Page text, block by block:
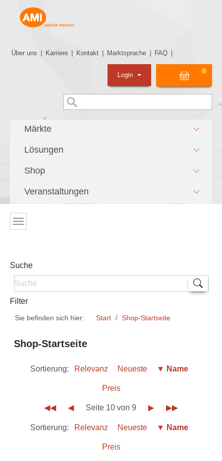
Über uns Karriere Kontakt Marktsprache FAQ
0
Login
Märkte
Lösungen
Shop
Veranstaltungen
Suche
Filter
Sie befinden sich hier: Start Shop-Startseite
Shop-Startseite
Sortierung: Relevanz Neueste ▼ Name
Preis
◀◀ ◀ Seite 10 von 9 ▶ ▶▶
Sortierung: Relevanz Neueste ▼ Name
Preis